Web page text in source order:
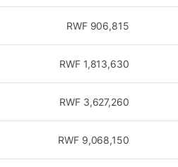
906,815
RWF
1,813,630
RWF
3,627,260
RWF
9,068,150
RWF